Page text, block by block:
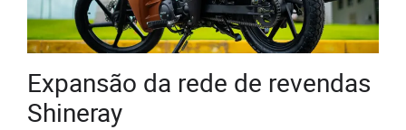
Expansão da rede de revendas
Shineray